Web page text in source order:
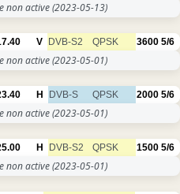
non active(2023-05-13)
V DVB-S2 QPSK 3600 5/6
non active(2023-05-01)
H DVB-S QPSK 2000 5/6
non active(2023-05-01)
H DVB-S2 QPSK 1500 5/6
non active(2023-05-01)